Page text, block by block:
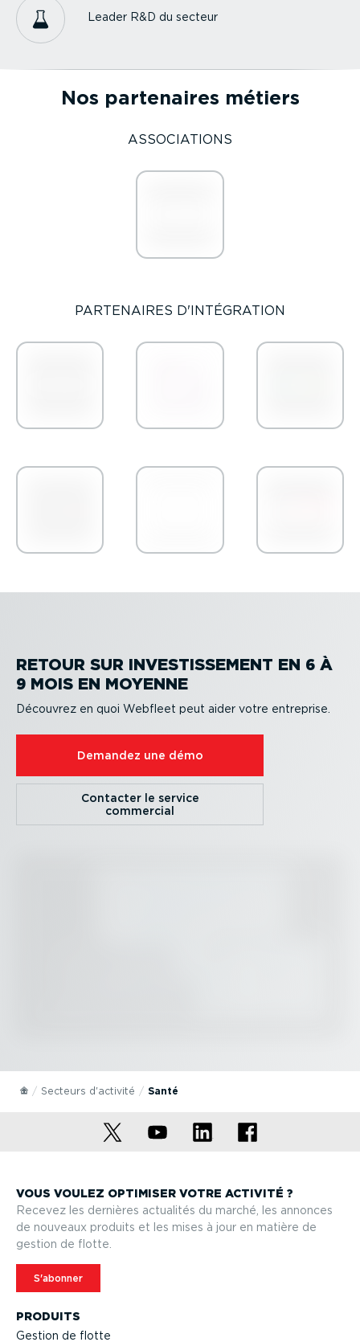
Leader R&D du secteur
Nos partenaires métiers
ASSOCIA­TIONS
PARTENAIRES D'INTÉGRATION
RETOUR SUR INVES­TIS­SEMENT EN 6 À
9 MOIS EN MOYENNE
Découvrez en quoi Webfleet peut aider votre entreprise.
Demandez une démo
Contacter le service
commercial
Secteurs d'activité Santé
PRODUITS
Gestion de flotte
VOUS VOULEZ OPTIMISER VOTRE ACTIVITÉ ?
Recevez les dernières actualités du marché, les annonces
de nouveaux produits et les mises à jour en matière de
gestion de flotte.
S'abonner